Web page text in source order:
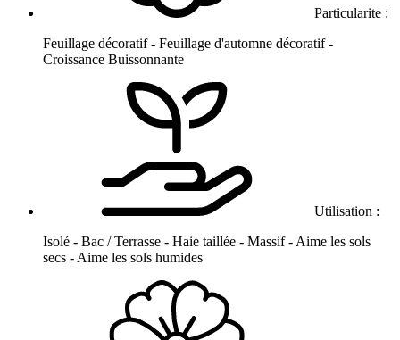
Particularite :
Feuillage décoratif - Feuillage d'automne décoratif -
Croissance Buissonnante
Utilisation :
Isolé - Bac / Terrasse - Haie taillée - Massif - Aime les sols
secs - Aime les sols humides